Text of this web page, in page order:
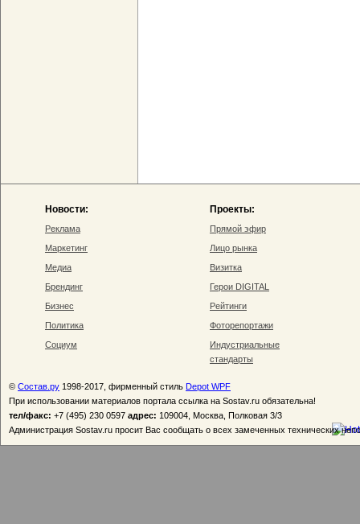
Новости:
Реклама
Маркетинг
Медиа
Брендинг
Бизнес
Политика
Социум
Проекты:
Прямой эфир
Лицо рынка
Визитка
Герои DIGITAL
Рейтинги
Фоторепортажи
Индустриальные
стандарты
© Состав.ру 1998-2017, фирменный стиль Depot WPF
При использовании материалов портала ссылка на Sostav.ru обязательна!
тел/факс: +7 (495) 230 0597 адрес: 109004, Москва, Полковая 3/3
Администрация Sostav.ru просит Вас сообщать о всех замеченных технических